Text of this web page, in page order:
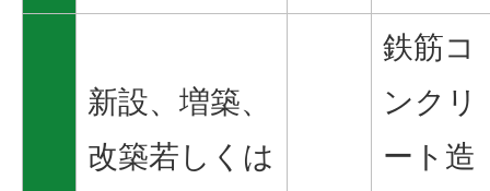
新設、増築、
改築若しくは
鉄筋コ
ンクリ
ート造